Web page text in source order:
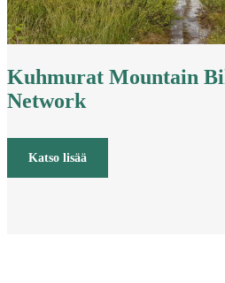
Kuhmurat Mountain
Network
Katso lisää